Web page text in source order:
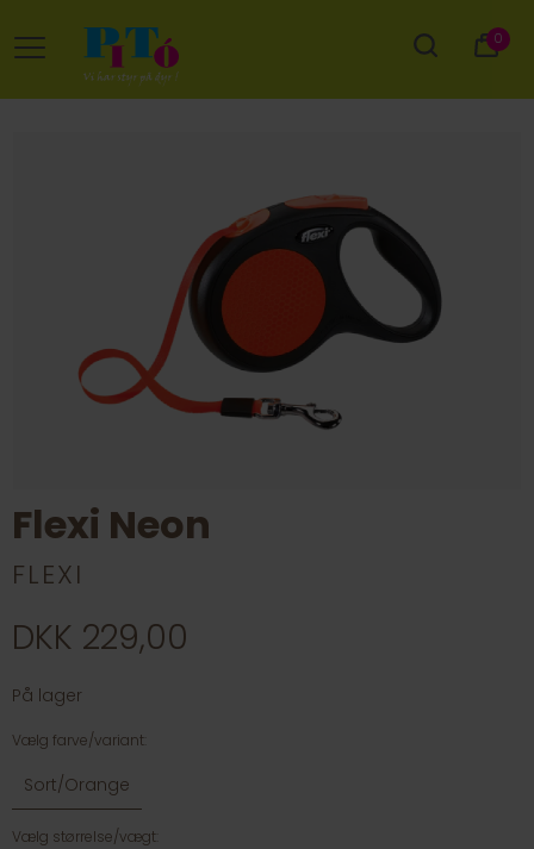
0
Flexi Neon
FLEXI
DKK 229,00
På lager
Vælg farve/variant:
Sort/Orange
Vælg størrelse/vægt: